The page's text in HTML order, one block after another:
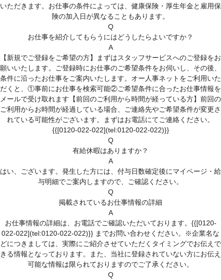
いただきます。お仕事の条件によっては、健康保険・厚生年金と雇用保
険の加入日が異なることもあります。
Q
お仕事を紹介してもらうにはどうしたらよいですか？
A
【新規でご登録をご希望の方】まずはスタッフサービスへのご登録をお
願いいたします。ご登録時にお仕事のご希望条件をお伺いし、その後、
条件に沿ったお仕事をご案内いたします。オー人事ネットをご利用いた
だくと、①事前にお仕事を検索可能②ご希望条件に合ったお仕事情報を
メールで受け取れます【前回のご利用から時間が経っている方】前回の
ご利用からお時間が経過している場合、ご連絡先やご希望条件が変更さ
れている可能性がございます。まずはお電話にてご連絡ください。
{{[0120-022-022](tel:0120-022-022)}}
Q
有給休暇はありますか？
A
はい、ございます。発生した方には、付与日数確定後にマイページ・給
与明細でご案内しますので、ご確認ください。
Q
掲載されているお仕事情報の詳細
A
お仕事情報の詳細は、お電話でご確認いただいております。{{[0120-
022-022](tel:0120-022-022)}} までお問い合わせください。※企業名な
どにつきましては、実際にご紹介させていただくタイミングでお伝えで
きる情報となっております。また、当社に登録されていない方にお伝え
可能な情報は限られておりますのでご了承ください。
Q